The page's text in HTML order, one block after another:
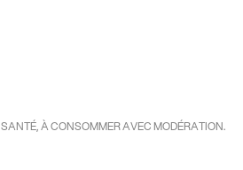
À CONSOMMER AVEC MODÉRATION.